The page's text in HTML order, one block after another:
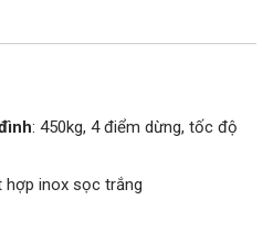
: 450kg, 4 điểm dừng, tốc độ
hợp inox sọc trắng